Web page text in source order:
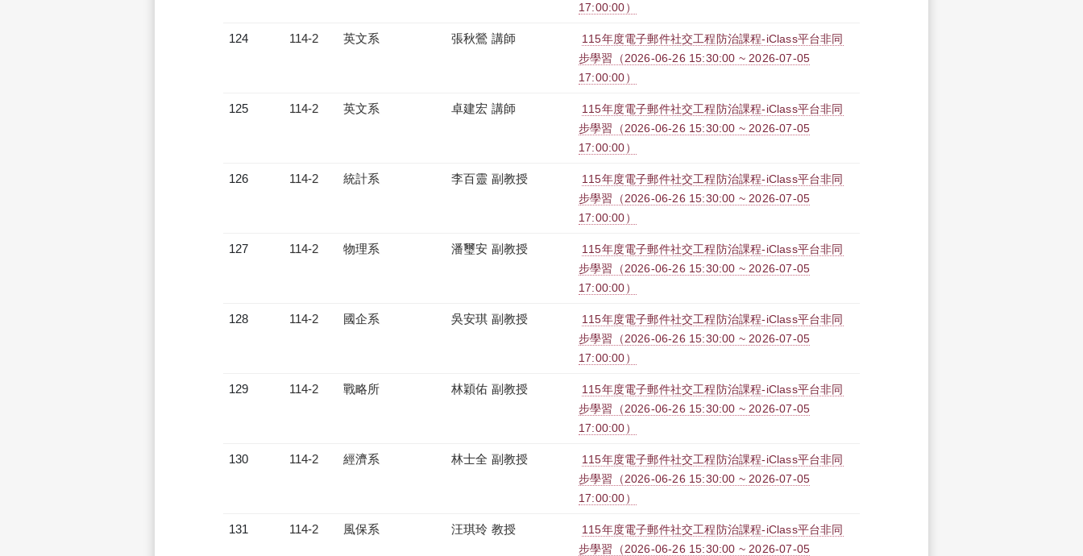
17:00:00）
124 114-2 英文系 張秋鶯 講師
115年度電子郵件社交工程防治課程-iClass平台非同
步學習（2026-06-26 15:30:00 ~ 2026-07-05
17:00:00）
125 114-2 英文系 卓建宏 講師
115年度電子郵件社交工程防治課程-iClass平台非同
步學習（2026-06-26 15:30:00 ~ 2026-07-05
17:00:00）
126 114-2 統計系 李百靈 副教授
115年度電子郵件社交工程防治課程-iClass平台非同
步學習（2026-06-26 15:30:00 ~ 2026-07-05
17:00:00）
127 114-2 物理系 潘璽安 副教授
115年度電子郵件社交工程防治課程-iClass平台非同
步學習（2026-06-26 15:30:00 ~ 2026-07-05
17:00:00）
128 114-2 國企系 吳安琪 副教授
115年度電子郵件社交工程防治課程-iClass平台非同
步學習（2026-06-26 15:30:00 ~ 2026-07-05
17:00:00）
129 114-2 戰略所 林穎佑 副教授
115年度電子郵件社交工程防治課程-iClass平台非同
步學習（2026-06-26 15:30:00 ~ 2026-07-05
17:00:00）
130 114-2 經濟系 林士全 副教授
115年度電子郵件社交工程防治課程-iClass平台非同
步學習（2026-06-26 15:30:00 ~ 2026-07-05
17:00:00）
131 114-2 風保系 汪琪玲 教授
115年度電子郵件社交工程防治課程-iClass平台非同
步學習（2026-06-26 15:30:00 ~ 2026-07-05